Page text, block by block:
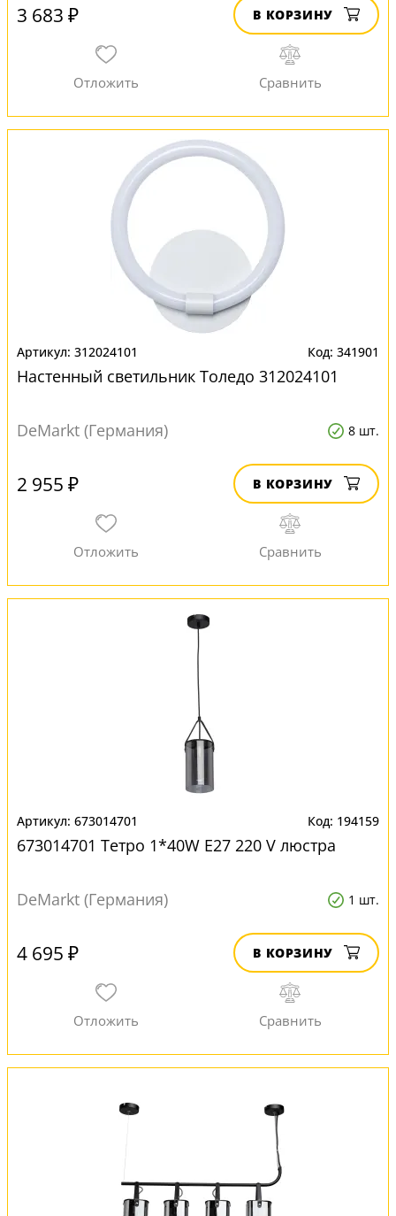
3 683 ₽ В КОРЗИНУ
312024101 341901
Настенный светильник Толедо 312024101
DeMarkt (Германия) 8 шт.
2 955 ₽ В КОРЗИНУ
673014701 194159
673014701 Тетро 1*40W E27 220 V люстра
DeMarkt (Германия) 1 шт.
4 695 ₽ В КОРЗИНУ